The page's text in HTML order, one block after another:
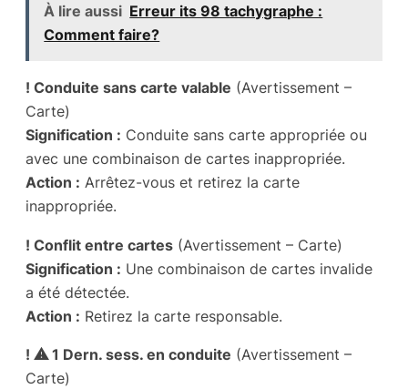
À lire aussi Erreur its 98 tachygraphe :
Comment faire?
! Conduite sans carte valable (Avertissement –
Carte)
Signification : Conduite sans carte appropriée ou
avec une combinaison de cartes inappropriée.
Action : Arrêtez-vous et retirez la carte
inappropriée.
! Conflit entre cartes (Avertissement – Carte)
Signification : Une combinaison de cartes invalide
a été détectée.
Action : Retirez la carte responsable.
! ⚠ 1 Dern. sess. en conduite (Avertissement –
Carte)